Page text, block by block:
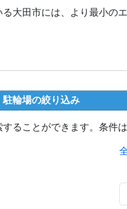
大田市には、より最小の
輪場の絞り込み
ることができます。条件